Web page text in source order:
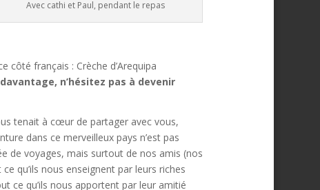
Avec cathi et Paul, pendant le repas
côté français : Crèche d’Arequipa
n’hésitez pas à devenir
tenait à cœur de partager avec vous,
dans ce merveilleux pays n’est pas
de voyages, mais surtout de nos amis (nos
qu’ils nous enseignent par leurs riches
ce qu’ils nous apportent par leur amitié